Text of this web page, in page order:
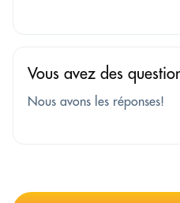
Vous avez des
Nous avons les réponses!